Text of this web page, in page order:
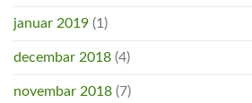
januar 2019 (1)
decembar 2018 (4)
novembar 2018 (7)